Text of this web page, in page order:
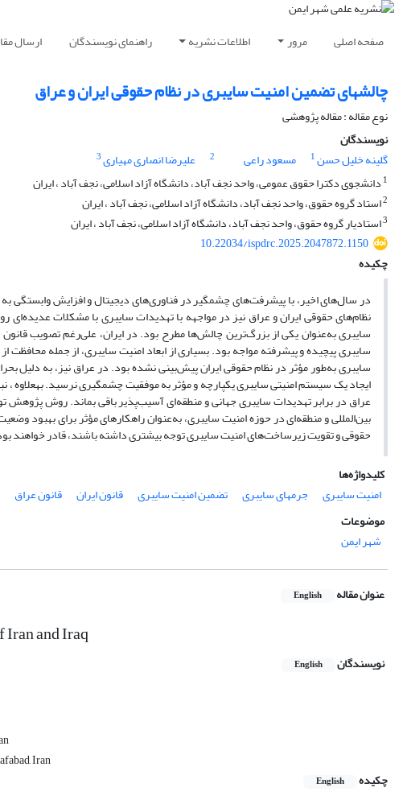
صفحه اصلی مرور اطلاعات نشریه راهنمای نویسندگان ارسال
چالشهای تضمین امنیت سایبری در نظام حقوقی ایران و عراق
نوع مقاله : مقاله پژوهشی
نویسندگان
گلینه خلیل حسن1 مسعود راعی 2 علیرضا انصاری مهیاری3
1 دانشجوی دکترا حقوق عمومی، واحد نجف آباد، دانشگاه آزاد اسلامی، نجف آباد ، ایران
2استاد گروه حقوق، واحد نجف آباد، دانشگاه آزاد اسلامی، نجف آباد ، ایران
3استادیار گروه حقوق، واحد نجف آباد، دانشگاه آزاد اسلامی، نجف آباد ، ایران
10.22034/ispdrc.2025.2047872.1150
چکیده
در سال‌های اخیر، با پیشرفت‌های چشمگیر در فناوری‌های دیجیتال و افزایش
نظام‌های حقوقی ایران و عراق نیز در مواجهه با تهدیدات سایبری با مشکلات
سایبری به‌عنوان یکی از بزرگ‌ترین چالش‌ها مطرح بود. در ایران، علی‌رغم تصویب قانون
سایبری پیچیده و پیشرفته مواجه بود. بسیاری از ابعاد امنیت سایبری، از جمله
سایبری به‌طور مؤثر در نظام حقوقی ایران پیش‌بینی نشده بود. در عراق نیز، به دلیل
ایجاد یک سیستم امنیتی سایبری یکپارچه و مؤثر به موفقیت چشمگیری نرسید. بهعلاوه
عراق در برابر تهدیدات سایبری جهانی و منطقه‌ای آسیب‌پذیر باقی بماند. روش
بین‌المللی و منطقه‌ای در حوزه امنیت سایبری، به‌عنوان راهکارهای مؤثر برای بهبود
حقوقی و تقویت زیرساخت‌های امنیت سایبری توجه بیشتری داشته باشند، قادر خواهند
کلیدواژه‌ها
امنیت سایبری
جرمهای سایبری تضمین امنیت سایبری قانون ایران
قانون عراق
موضوعات
شهر ایمن
عنوان مقاله English
and Iraq
نویسندگان English
Iran
چکیده
English